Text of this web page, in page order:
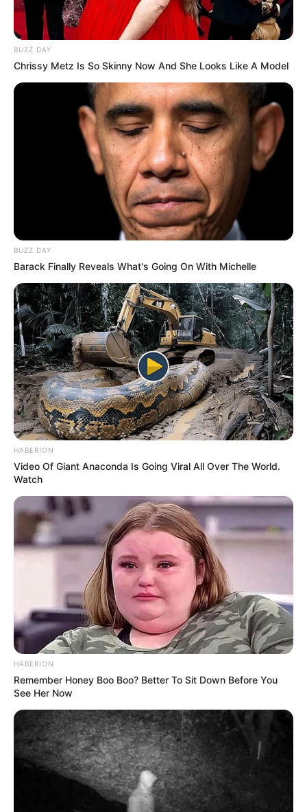
BUZZ DAY
Chrissy Metz Is So Skinny Now And She Looks Like A Model
BUZZ DAY
Barack Finally Reveals What's Going On With Michelle
HABERION
Video Of Giant Anaconda Is Going Viral All Over The World.
Watch
HABERION
Remember Honey Boo Boo? Better To Sit Down Before You
See Her Now